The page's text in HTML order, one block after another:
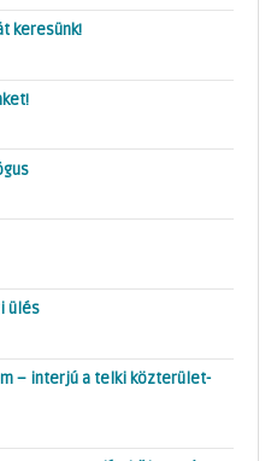
keresünk!
ülés
– interjú a telki közterület-